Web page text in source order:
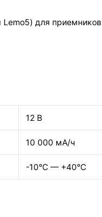
для
12 В
10 000 мА/ч
-10°C — +40°C